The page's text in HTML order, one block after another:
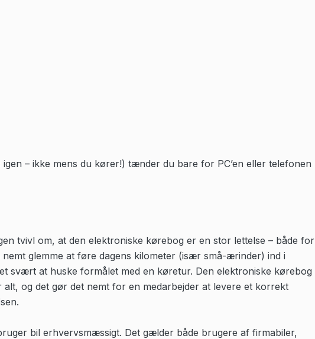
– ikke mens du kører!) tænder du bare for PC’en eller telefonen
tvivl om, at den elektroniske kørebog er en stor lettelse – både for
glemme at føre dagens kilometer (især små-ærinder) ind i
svært at huske formålet med en køretur. Den elektroniske kørebog
og det gør det nemt for en medarbejder at levere et korrekt
bil erhvervsmæssigt. Det gælder både brugere af firmabiler,